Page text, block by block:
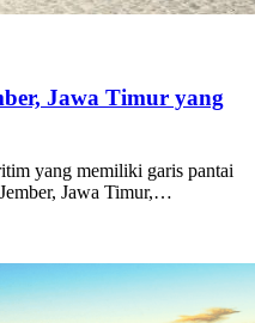
Jawa Timur yang
yang memiliki garis pantai
Jawa Timur,…